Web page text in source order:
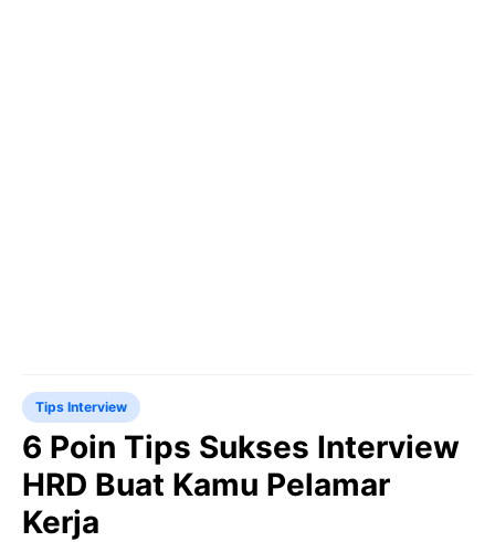
Tips Interview
6 Poin Tips Sukses Interview
HRD Buat Kamu Pelamar
Kerja